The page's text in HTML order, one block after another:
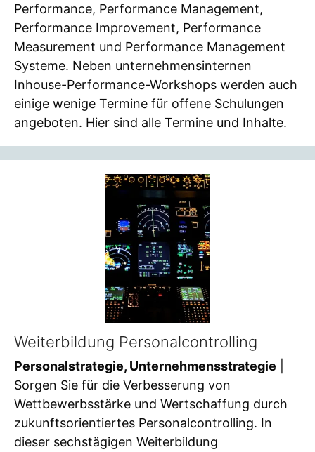
Performance, Performance Management,
Performance Improvement, Performance
Measurement und Performance Management
Systeme. Neben unternehmensinternen
Inhouse-Performance-Workshops werden auch
einige wenige Termine für offene Schulungen
angeboten. Hier sind alle Termine und Inhalte.
Weiterbildung Personalcontrolling
Personalstrategie, Unternehmensstrategie
Sorgen Sie für die Verbesserung von
Wettbewerbsstärke und Wertschaffung durch
zukunftsorientiertes Personalcontrolling. In
dieser sechstägigen Weiterbildung